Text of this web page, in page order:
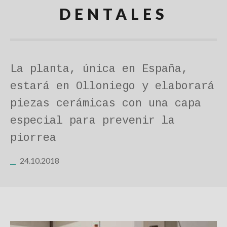
DENTALES
La planta, única en España,
estará en Olloniego y elaborará
piezas cerámicas con una capa
especial para prevenir la
piorrea
24.10.2018